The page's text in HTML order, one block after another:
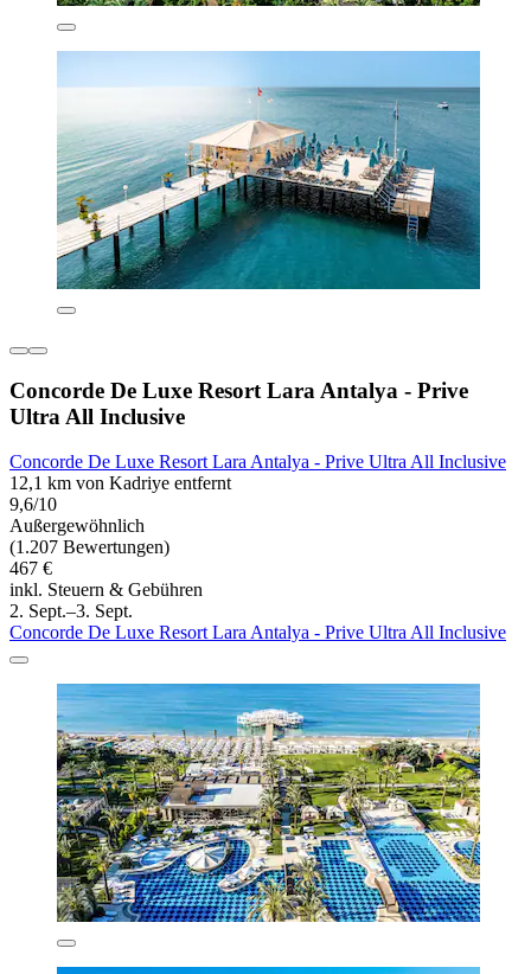
Concorde De Luxe Resort Lara Antalya - Prive
Ultra All Inclusive
Concorde De Luxe Resort Lara Antalya - Prive Ultra All Inclusive
12,1 km von Kadriye entfernt
9,6/10
Außergewöhnlich
(1.207 Bewertungen)
467 €
inkl. Steuern & Gebühren
2. Sept.–3. Sept.
Concorde De Luxe Resort Lara Antalya - Prive Ultra All Inclusive